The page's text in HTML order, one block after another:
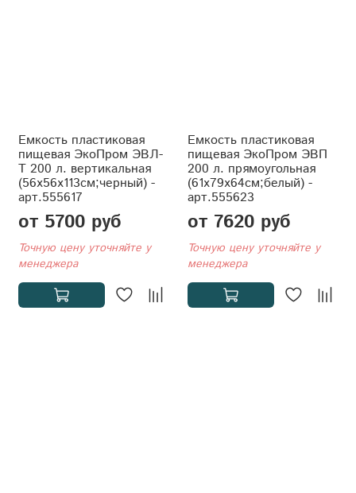
Емкость пластиковая
пищевая ЭкоПром ЭВЛ-
Т 200 л. вертикальная
(56x56x113см;черный) -
арт.555617
от 5700 руб
Точную цену уточняйте у
менеджера
Емкость пластиковая
пищевая ЭкоПром ЭВП
200 л. прямоугольная
(61x79x64см;белый) -
арт.555623
от 7620 руб
Точную цену уточняйте у
менеджера